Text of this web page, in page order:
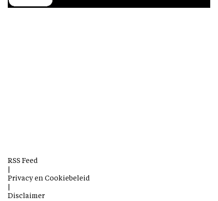
RSS Feed
Privacy en Cookiebeleid
Disclaimer